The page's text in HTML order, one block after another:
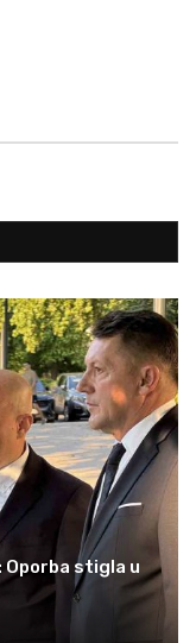
Oporba stigla u